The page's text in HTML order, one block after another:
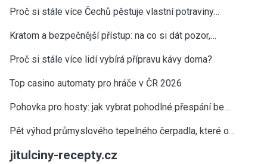
Proč si stále více Čechů pěstuje vlastní potraviny…
Kratom a bezpečnější přístup: na co si dát pozor,…
Proč si stále více lidí vybírá přípravu kávy doma?
Top casino automaty pro hráče v ČR 2026
Pohovka pro hosty: jak vybrat pohodlné přespání be…
Pět výhod průmyslového tepelného čerpadla, které o…
jitulciny-recepty.cz